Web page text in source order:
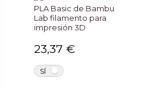
PLA Basic de Bambu
Lab filamento para
impresión 3D
23,37 €
SÍ